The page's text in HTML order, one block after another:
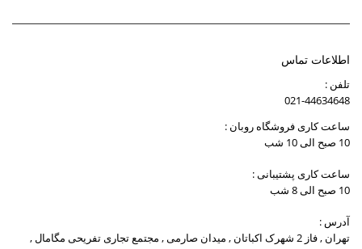
اطلاعات تماس
تلفن :
021-44634648
ساعت کاری فروشگاه روبان :
10 صبح الی 10 شب
ساعت کاری پشتیبانی :
10 صبح الی 8 شب
آدرس :
تهران , فاز 2 شهرک اکباتان , میدان صارمی , مجتمع تجاری تفریحی مگامال ,